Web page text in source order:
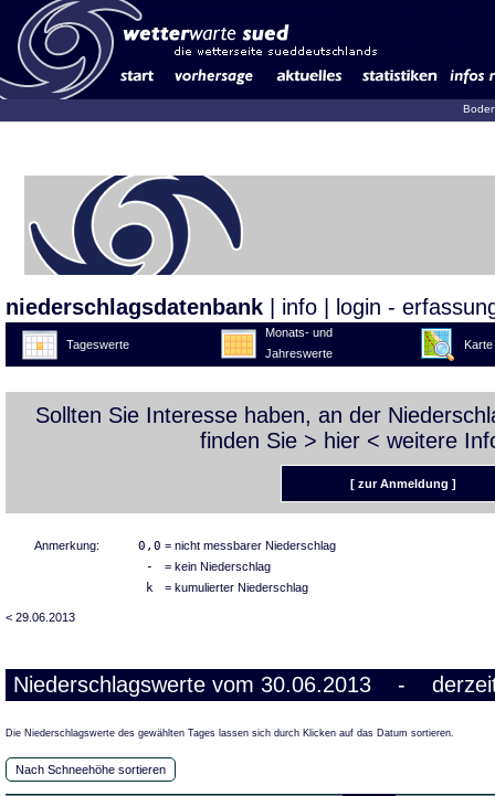
niederschlagsdatenbank info login -
Tageswerte
Monats- und
Jahreswerte
Karte
Sollten Sie Interesse haben, an der
finden Sie > hier < weitere
[ zur Anmeldung ]
Anmerkung: 0,0 = nicht messbarer Niederschlag
- = kein Niederschlag
k = kumulierter Niederschlag
< 29.06.2013
Niederschlagswerte vom 30.06.2013 -
Die Niederschlagswerte des gewählten Tages lassen sich durch Klicken auf das Datum sortieren.
Nach Schneehöhe sortieren